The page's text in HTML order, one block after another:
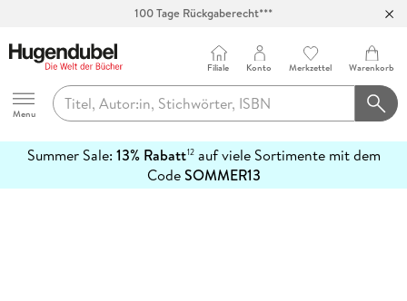
100 Tage Rückgaberecht***
Hugendubel
Menu
Filiale Konto Merkzettel Warenkorb
Summer Sale: 13% Rabatt12auf viele Sortimente mit dem
CodeSOMMER13
erfahren